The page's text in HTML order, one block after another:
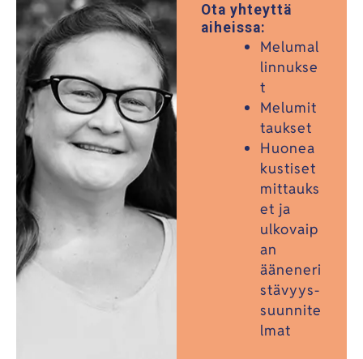
Ota yhteyttä
aiheissa:
Melumal
linnukse
t
Melumit
taukset
Huonea
kustiset
mittauks
et ja
ulkovaip
an
ääneneri
stävyys-
suunnite
lmat